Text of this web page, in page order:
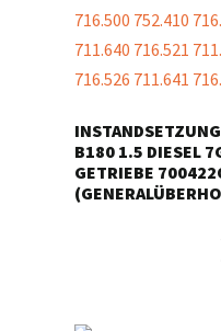
B180 1.5 DIESEL
GETRIEBE